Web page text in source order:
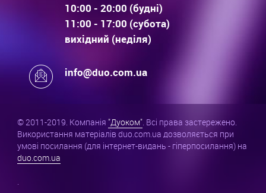
10:00 - 20:00 (будні)
11:00 - 17:00 (субота)
вихідний (неділя)
info@duo.com.ua
© 2011-2019. Компанія "Дуоком". Всі права застережено.
Використання матеріалів duo.com.ua дозволяється при
умові посилання (для інтернет-видань - гіперпосилання) на
duo.com.ua
.